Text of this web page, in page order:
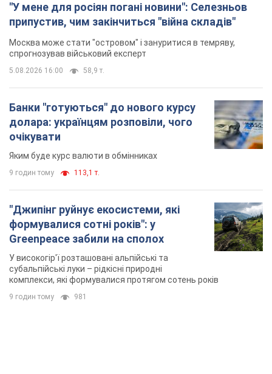
"У мене для росіян погані новини": Селезньов
припустив, чим закінчиться "війна складів"
Москва може стати "островом" і зануритися в темряву,
спрогнозував військовий експерт
5.08.2026 16:00 58,9 т.
Банки "готуються" до нового курсу
долара: українцям розповіли, чого
очікувати
Яким буде курс валюти в обмінниках
9 годин тому 113,1 т.
"Джипінг руйнує екосистеми, які
формувалися сотні років": у
Greenpeace забили на сполох
У високогір'ї розташовані альпійські та
субальпійські луки – рідкісні природні
комплекси, які формувалися протягом сотень років
9 годин тому 981